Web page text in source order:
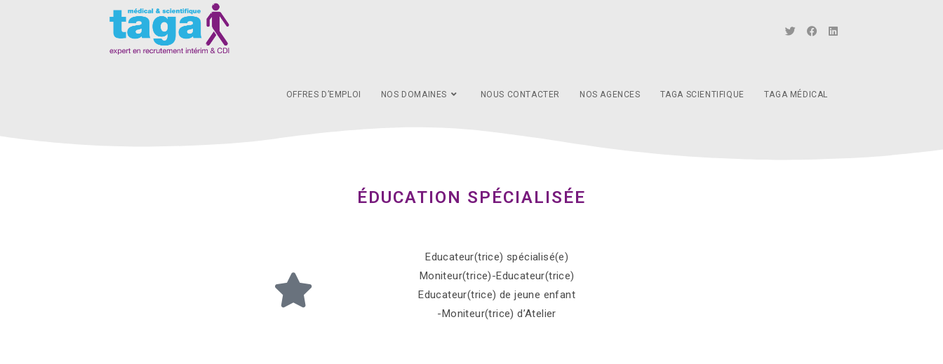
OFFRES D’EMPLOI NOS DOMAINES NOUS CONTACTER NOS AGENCES TAGA SCIENTIFIQUE TAGA MÉDICAL
ÉDUCATION SPÉCIALISÉE
Educateur(trice) spécialisé(e)
Moniteur(trice)-Educateur(trice)
Educateur(trice) de jeune enfant
-Moniteur(trice) d’Atelier